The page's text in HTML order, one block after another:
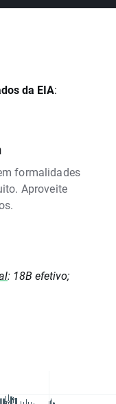
da EIA:
formalidades
Aproveite
: 18B efetivo;